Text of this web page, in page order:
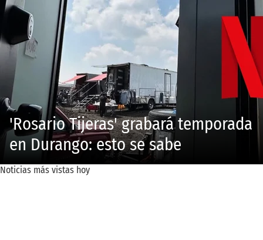
'Rosario Tijeras' grabará temporada
en Durango: esto se sabe
Noticias más vistas hoy